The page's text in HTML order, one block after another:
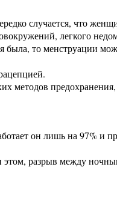
случается, что
легкого
была, то менструации
методов
он лишь на 97% и
этом, разрыв между